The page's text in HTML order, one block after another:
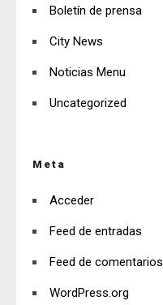
Boletín de prensa
City News
Noticias Menu
Uncategorized
Meta
Acceder
Feed de entradas
Feed de comentarios
WordPress.org